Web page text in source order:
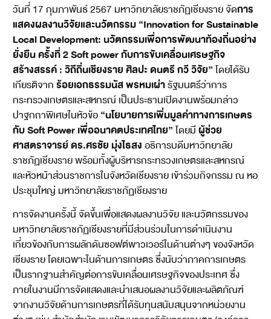
วันที่ 17 กุมภาพันธ์ 2567 มหาวิทยาลัยราชภัฏเชียงราย จัดการ
แสดงผลงานวิจัยและนวัตกรรม “Innovation for Sustainable
Local Development: นวัตกรรมเพื่อการพัฒนาท้องถิ่นอย่าง
ยั่งยืน ครั้งที่ 2 Soft power กับการขับเคลื่อนเศรษฐกิจ
สร้างสรรค์ : วิถีถิ่นเชียงราย ศิลปะ ดนตรี กวี วิจัย”โดยได้รับ
เกียรติจากร้อยเอกธรรมนัส พรหมเผ่ารัฐมนตรีว่าการ
กระทรวงเกษตรและสหกรณ์ เป็นประธานเปิดงานพร้อมกล่าว
ปาฐกถาพิเศษในหัวข้อ“นโยบายการเพิ่มมูลค่าทางการเกษตร
กับ Soft Power เพื่ออนาคตประเทศไทย”โดยมีผู้ช่วย
ศาสตราจารย์ ดร.ศรชัย มุ่งไธสงอธิการบดีมหาวิทยาลัย
ราชภัฏเชียงราย พร้อมทั้งผู้บริหารกระทรวงเกษตรและสหกรณ์
และหัวหน้าส่วนราชการในจังหวัดเชียงราย เข้าร่วมกิจกรรม ณ หอ
ประชุมใหญ่ มหาวิทยาลัยราชภัฏเชียงราย
การจัดงานครั้งนี้ จัดขึ้นเพื่อแสดงผลงานวิจัย และนวัตกรรมของ
มหาวิทยาลัยราชภัฏเชียงรายที่มีส่วนร่วมในการดำเนินงาน
เกี่ยวข้องกับการผลักดันซอฟต์พาวเวอร์ในด้านต่างๆ ของจังหวัด
เชียงราย โดยเฉพาะในด้านการเกษตร ซึ่งนับว่าภาคการเกษตร
เป็นรากฐานสำคัญต่อการขับเคลื่อนเศรษฐกิจของประเทศ ซึ่ง
ภายในงานมีการจัดแสดงและนำเสนอผลงานวิจัยและผลิตภัณฑ์
จากงานวิจัยด้านการเกษตรที่ได้รับทุนสนับสนุนจากหน่วยงาน